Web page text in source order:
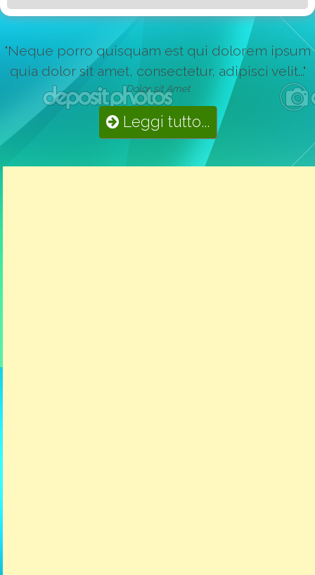
"Neque porro quisquam est qui dolorem ipsum
quia dolor sit amet, consectetur, adipisci velit..."
Dolor sit Amet
Leggi tutto...